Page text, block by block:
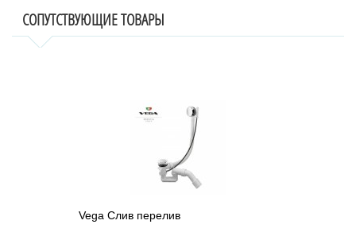
СОПУТСТВУЮЩИЕ ТОВАРЫ
Vega Слив перелив